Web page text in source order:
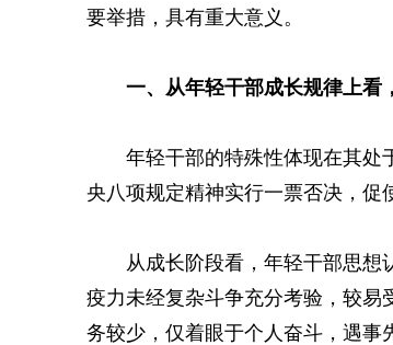
要举措，具有重大意义。
一、从年轻干部成长规律上看
年轻干部的特殊性体现在其处
央八项规定精神实行一票否决，促
从成长阶段看，年轻干部思
疫力未经复杂斗争充分考验，较易
务较少，仅着眼于个人奋斗，遇事